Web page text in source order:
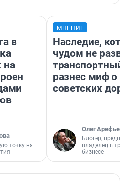
в
на
точку на
МНЕНИЕ
Наследие,
чудом не
транспортный
разнес миф о
советских
Олег Арефьев
Блогер,
владелец в
бизнесе